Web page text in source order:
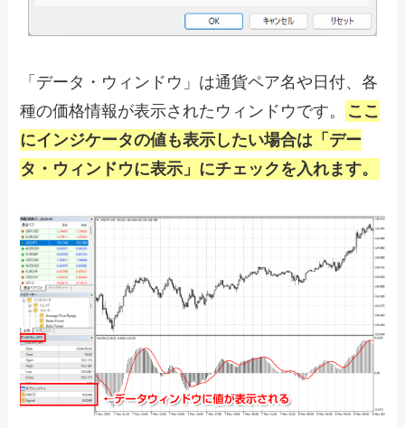
「データ・ウィンドウ」は通貨ペア名や日付、各
種の価格情報が表示されたウィンドウです。
ここ
にインジケータの値も表示したい場合は「デー
タ・ウィンドウに表示」にチェックを入れます。